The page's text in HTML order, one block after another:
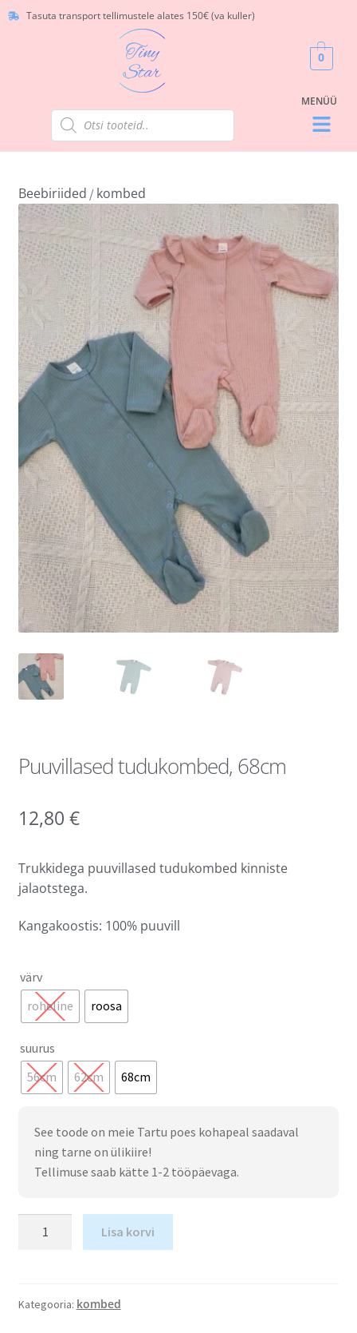
Tasuta transport tellimustele alates 150€ (va kuller)
0
Beebiriided / kombed
Puuvillased tudukombed, 68cm
12,80 €
Trukkidega puuvillased tudukombed kinniste
jalaotstega.
Kangakoostis: 100% puuvill
värv
roheline
roosa
suurus
56cm
62cm 68cm
See toode on meie Tartu poes kohapeal saadaval
ning tarne on ülikiire!
Tellimuse saab kätte 1-2 tööpäevaga.
Lisa korvi
Kategooria: kombed